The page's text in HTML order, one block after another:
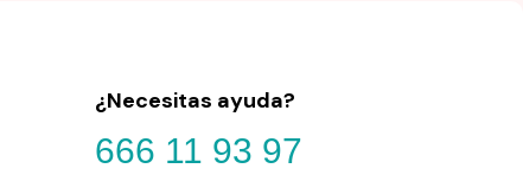
¿Necesitas ayuda?
666 11 93 97